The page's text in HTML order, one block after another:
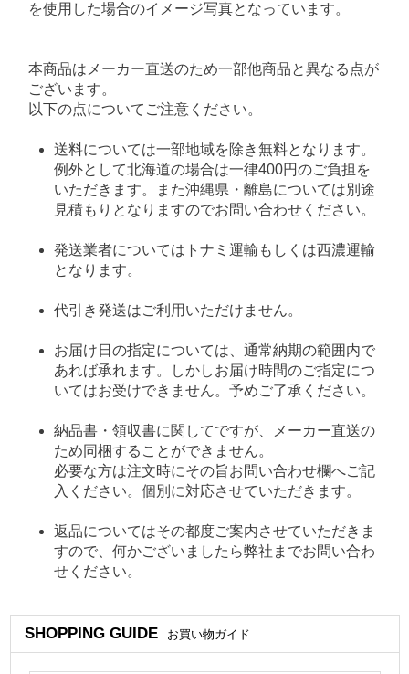
を使用した場合のイメージ写真となっています。
本商品はメーカー直送のため一部他商品と異なる点が
ございます。
以下の点についてご注意ください。
送料については一部地域を除き無料となります。
例外として北海道の場合は一律400円のご負担を
いただきます。また沖縄県・離島については別途
見積もりとなりますのでお問い合わせください。
発送業者についてはトナミ運輸もしくは西濃運輸
となります。
代引き発送はご利用いただけません。
お届け日の指定については、通常納期の範囲内で
あれば承れます。しかしお届け時間のご指定につ
いてはお受けできません。予めご了承ください。
納品書・領収書に関してですが、メーカー直送の
ため同梱することができません。
必要な方は注文時にその旨お問い合わせ欄へご記
入ください。個別に対応させていただきます。
返品についてはその都度ご案内させていただきま
すので、何かございましたら弊社までお問い合わ
せください。
SHOPPING GUIDE お買い物ガイド